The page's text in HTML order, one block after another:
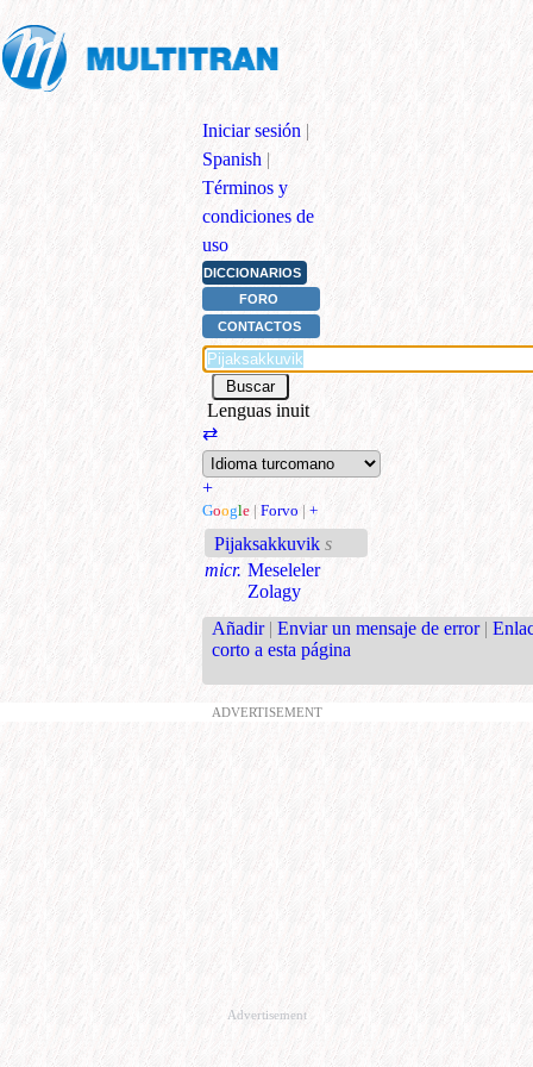
Iniciar sesión |
Spanish |
Términos y
condiciones de
uso
DICCIONARIOS
FORO
CONTACTOS
Lenguas inuit
⇄
+
Google | Forvo | +
Pijaksakkuvik s
micr. Meseleler
Zolagy
Añadir | Enviar un mensaje de error |
corto a esta página
ADVERTISEMENT
Advertisement